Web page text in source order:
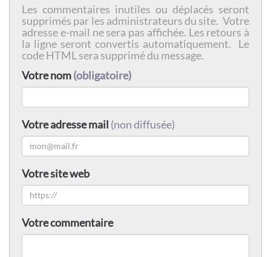
Les commentaires inutiles ou déplacés seront
supprimés par les administrateurs du site. Votre
adresse e-mail ne sera pas affichée. Les retours à
la ligne seront convertis automatiquement. Le
code HTML sera supprimé du message.
Votre nom(obligatoire)
Votre adresse mail (non diffusée)
Votre site web
Votre commentaire